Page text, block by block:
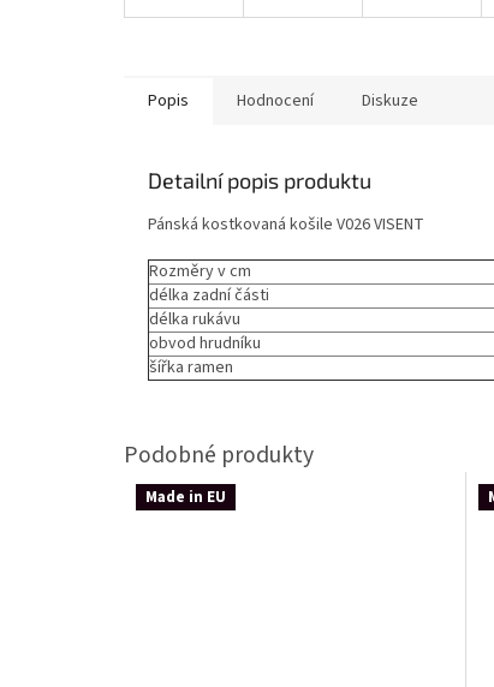
Popis Hodnocení Diskuze
Detailní popis produktu
Pánská kostkovaná košile V026 VISENT
Rozměry v cm
délka zadní části
délka rukávu
obvod hrudníku
šířka ramen
Made in EU